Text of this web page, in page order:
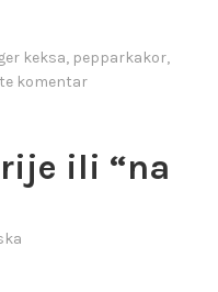
keksa, pepparkakor,
komentar
ili “na